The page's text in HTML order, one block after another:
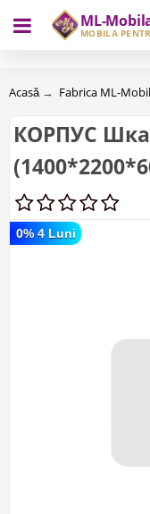
ML-
MOBILĂ
RU RO
Acasă → Fabrica ML-
КОРПУС
0% 4 Luni